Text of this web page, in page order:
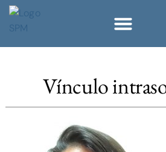
Vínculo